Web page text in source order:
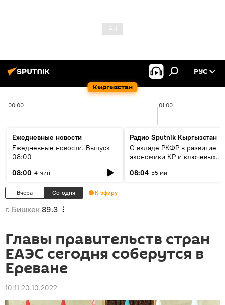
Кыргызстан
РУС
00:00 01:00
Ежедневные новости
Ежедневные новости. Выпуск
08:00
08:00 4 мин
Радио Sputnik Кыргызстан
О вкладе РКФР в развитие
экономики КР и ключевых
08:04 55 мин
Вчера Сегодня К эфиру
г. Бишкек 89.3
Главы правительств стран
ЕАЭС сегодня соберутся в
Ереване
10:11 20.10.2022